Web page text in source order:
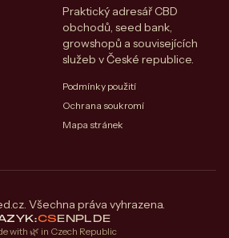
Praktický adresář CBD
obchodů, seed bank,
growshopů a souvisejících
služeb v České republice.
Podmínky použití
Ochrana soukromí
Mapa stránek
Všechna práva vyhrazena.
CSENPLDE
with 🌿 in Czech Republic